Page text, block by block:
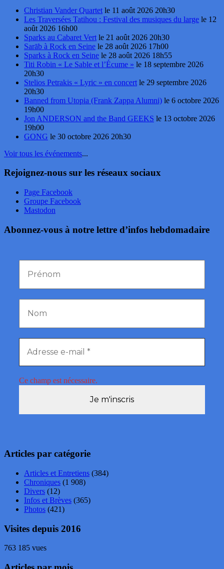
Christian Vander Quartet le 11 août 2026 20h30
Les Traversées Tatihou : Festival des musiques du large le 12
août 2026 16h00
Sparks au Cabaret Vert le 21 août 2026 20h30
Sarāb à Rock en Seine le 28 août 2026 17h00
Sparks à Rock en Seine le 28 août 2026 18h55
Titi Robin « Le Sable et l’Écume » le 18 septembre 2026
20h30
Stelios Petrakis « Lyric » en concert le 29 septembre 2026
20h30
Banned from Utopia (Frank Zappa Alumni) le 6 octobre 2026
19h00
Jon ANDERSON and the Band GEEKS le 13 octobre 2026
19h00
GONG le 30 octobre 2026 20h30
Voir tous les événements...
Rejoignez-nous sur les réseaux sociaux
Page Facebook
Groupe Facebook
Mastodon
Abonnez-vous à notre lettre d’infos hebdomadaire
Ce champ est nécessaire.
Articles par catégorie
Articles et Entretiens (384)
Chroniques (1 908)
Divers (12)
Infos et Brèves (365)
Photos (421)
Visites depuis 2016
763 185 vues